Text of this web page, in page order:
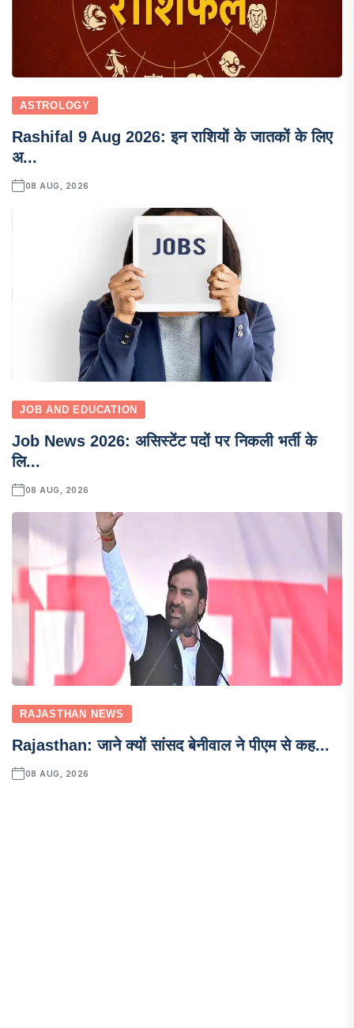
ASTROLOGY
Rashifal 9 Aug 2026: इन राशियों के जातकों के लिए
अ...
08 AUG, 2026
JOB AND EDUCATION
Job News 2026: असिस्टेंट पदों पर निकली भर्ती के
लि...
08 AUG, 2026
RAJASTHAN NEWS
Rajasthan: जाने क्यों सांसद बेनीवाल ने पीएम से कह...
08 AUG, 2026